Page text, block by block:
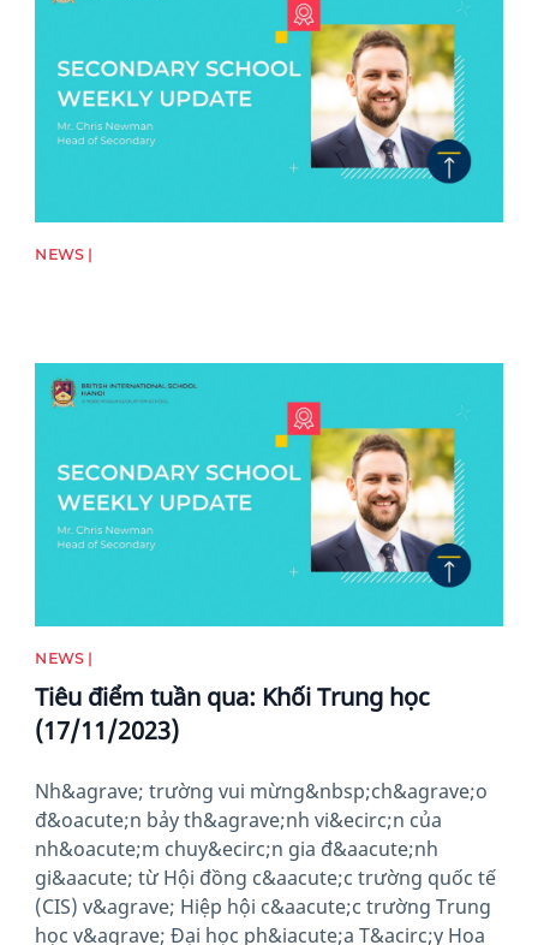
NEWS |
News image
NEWS |
Tiêu điểm tuần qua: Khối Trung học
(17/11/2023)
Nh&agrave; trường vui mừng&nbsp;ch&agrave;o
đ&oacute;n bảy th&agrave;nh vi&ecirc;n của
nh&oacute;m chuy&ecirc;n gia đ&aacute;nh
gi&aacute; từ Hội đồng c&aacute;c trường quốc tế
(CIS) v&agrave; Hiệp hội c&aacute;c trường Trung
học v&agrave; Đại học ph&iacute;a T&acirc;y Hoa